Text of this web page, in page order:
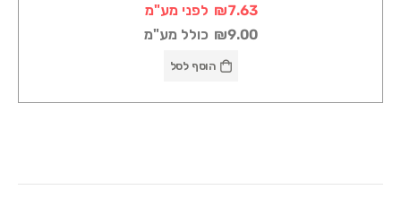
₪7.63 לפני מע"מ
₪9.00 כולל מע"מ
הוסף לסל